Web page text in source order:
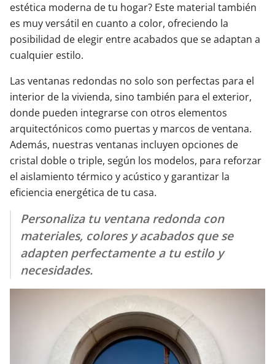
estética moderna de tu hogar? Este material también
es muy versátil en cuanto a color, ofreciendo la
posibilidad de elegir entre acabados que se adaptan a
cualquier estilo.
Las ventanas redondas no solo son perfectas para el
interior de la vivienda, sino también para el exterior,
donde pueden integrarse con otros elementos
arquitectónicos como puertas y marcos de ventana.
Además, nuestras ventanas incluyen opciones de
cristal doble o triple, según los modelos, para reforzar
el aislamiento térmico y acústico y garantizar la
eficiencia energética de tu casa.
Personaliza tu ventana redonda con
materiales, colores y acabados que se
adapten perfectamente a tu estilo y
necesidades.